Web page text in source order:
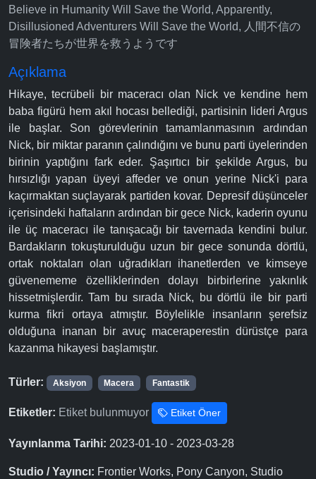
Believe in Humanity Will Save the World, Apparently,
Disillusioned Adventurers Will Save the World, 人間不信の
冒険者たちが世界を救うようです
Açıklama
Hikaye, tecrübeli bir maceracı olan Nick ve kendine hem
baba figürü hem akıl hocası bellediği, partisinin lideri Argus
ile başlar. Son görevlerinin tamamlanmasının ardından
Nick, bir miktar paranın çalındığını ve bunu parti üyelerinden
birinin yaptığını fark eder. Şaşırtıcı bir şekilde Argus, bu
hırsızlığı yapan üyeyi affeder ve onun yerine Nick'i para
kaçırmaktan suçlayarak partiden kovar. Depresif düşünceler
içerisindeki haftaların ardından bir gece Nick, kaderin oyunu
ile üç maceracı ile tanışacağı bir tavernada kendini bulur.
Bardakların tokuşturulduğu uzun bir gece sonunda dörtlü,
ortak noktaları olan uğradıkları ihanetlerden ve kimseye
güvenememe özelliklerinden dolayı birbirlerine yakınlık
hissetmişlerdir. Tam bu sırada Nick, bu dörtlü ile bir parti
kurma fikri ortaya atmıştır. Böylelikle insanların şerefsiz
olduğuna inanan bir avuç maceraperestin dürüstçe para
kazanma hikayesi başlamıştır.
Türler: Aksiyon Macera Fantastik
Etiketler: Etiket bulunmuyor Etiket Öner
Yayınlanma Tarihi: 2023-01-10 - 2023-03-28
Studio / Yayıncı: Frontier Works, Pony Canyon, Studio